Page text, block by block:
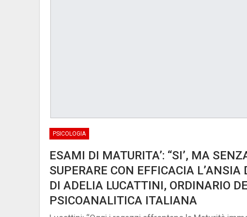
PSICOLOGIA
ESAMI DI MATURITA’: “SI’, MA
SUPERARE CON EFFICACIA
DI ADELIA LUCATTINI, ORDINARIO
PSICOANALITICA ITALIANA